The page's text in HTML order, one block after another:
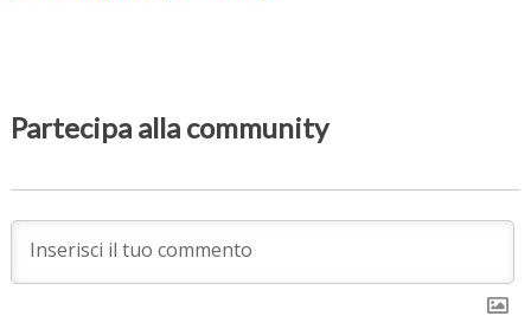
Partecipa alla community